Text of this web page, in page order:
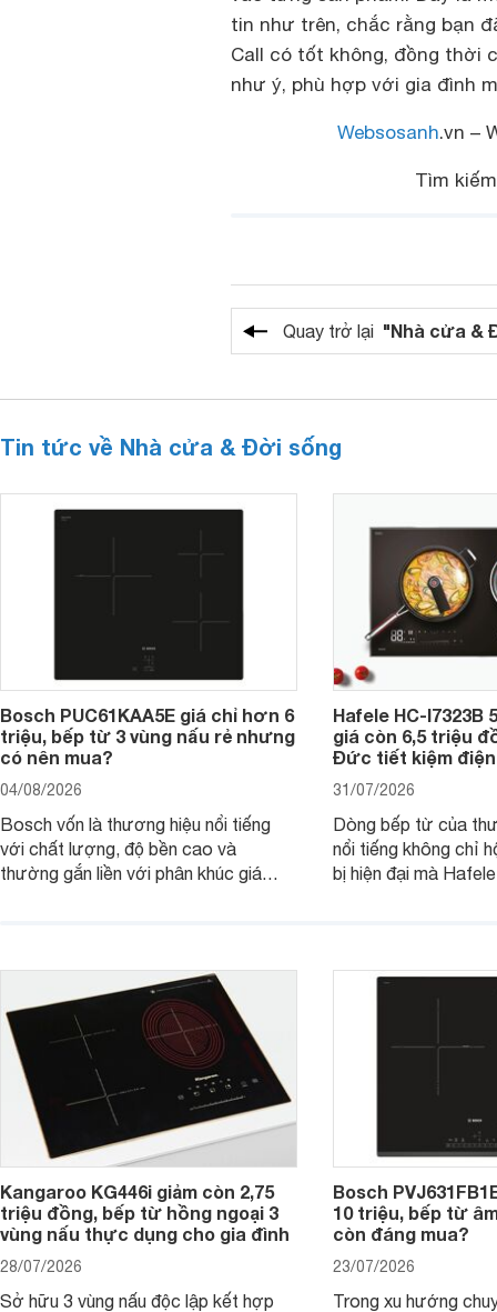
tin như trên, chắc rằng bạn
Call có tốt không, đồng thời
như ý, phù hợp với gia đình
Websosanh.vn –
Tìm
Quay trở lại "Nhà cửa &
Tin tức về Nhà cửa & Đời sống
Bosch PUC61KAA5E giá chỉ hơn 6
triệu, bếp từ 3 vùng nấu rẻ nhưng
có nên mua?
04/08/2026
Bosch vốn là thương hiệu nổi tiếng
với chất lượng, độ bền cao và
thường gắn liền với phân khúc giá
đơn vị phân phối với mức giá khá dễ
tiếp cận, thu hút sự quan tâm của
nhiều người tiêu dùng.
Hafele HC-I7323B
giá còn 6,5 triệu
Đức tiết kiệm
31/07/2026
Dòng bếp từ của
nổi tiếng không chỉ
bị hiện đại mà
gia đình.
Kangaroo KG446i giảm còn 2,75
triệu đồng, bếp từ hồng ngoại 3
vùng nấu thực dụng cho gia đình
28/07/2026
Sở hữu 3 vùng nấu độc lập kết hợp
Bosch
10 triệu, bếp từ
còn đáng mua?
23/07/2026
Trong xu hướng